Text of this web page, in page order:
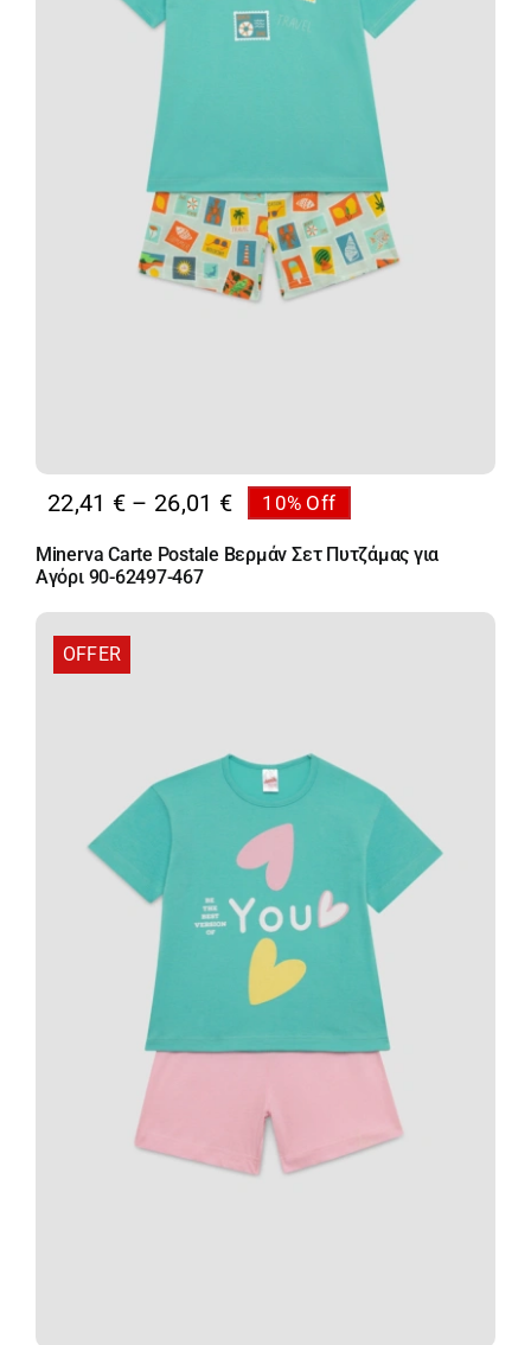
22,41 € – 26,01 €Price
22,41 €
26,01 €
10% Off
Minerva Carte Postale Βερμάν Σετ Πυτζάμας για
Αγόρι 90-62497-467
OFFER